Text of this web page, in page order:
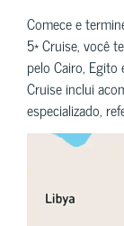
Comece e
5* Cruise, você
pelo Cairo,
Cruise inclui
especializado,